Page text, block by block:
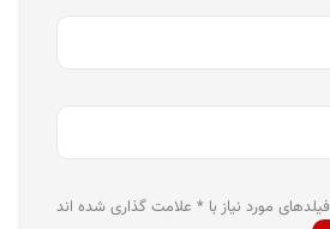
فیلدهای مورد نیاز با * علامت گذاری شده اند